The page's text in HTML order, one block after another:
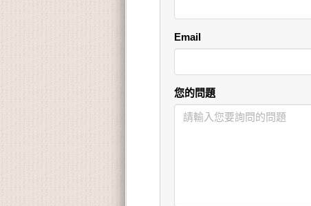
Email
您的問題